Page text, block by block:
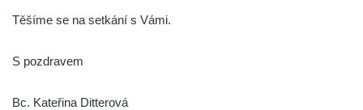
Těšíme se na setkání s Vámi.
S pozdravem
Bc. Kateřina Ditterová